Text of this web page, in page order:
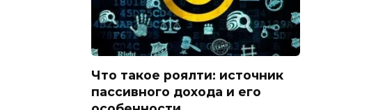
Что такое роялти: источник
пассивного дохода и его